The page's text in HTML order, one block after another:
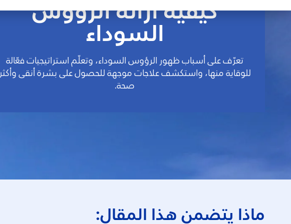
كيفية ازالة الرؤوس
السوداء
تعرّف على أسباب ظهور الرؤوس السوداء، وتعلّم استراتيجيات فعّالة
للوقاية منها، واستكشف علاجات موجهة للحصول على بشرة أنقى وأكثر
صحة.
ماذا يتضمن هذا المقال: